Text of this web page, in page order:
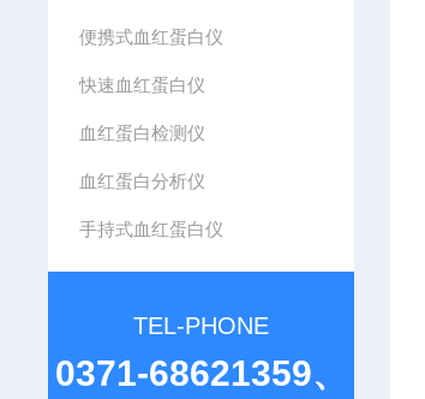
便携式血红蛋白仪
快速血红蛋白仪
血红蛋白检测仪
血红蛋白分析仪
手持式血红蛋白仪
TEL-PHONE
0371-68621359、